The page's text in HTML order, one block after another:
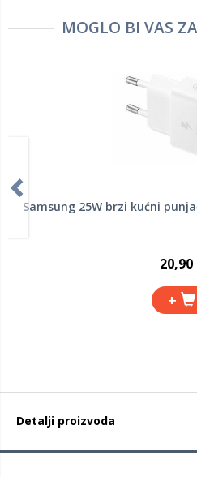
MOGLO BI VAS
Samsung 25W brzi kućni
20,90
+
Detalji proizvoda